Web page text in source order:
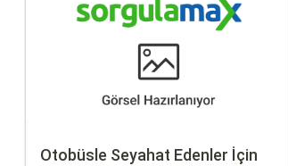
Otobüsle Seyahat Edenler İçin